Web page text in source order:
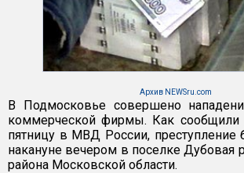
Архив NEWSru.com
В Подмосковье совершено
коммерческой фирмы. Как сообщили
пятницу в МВД России,
накануне вечером в поселке Дубовая
района Московской области.